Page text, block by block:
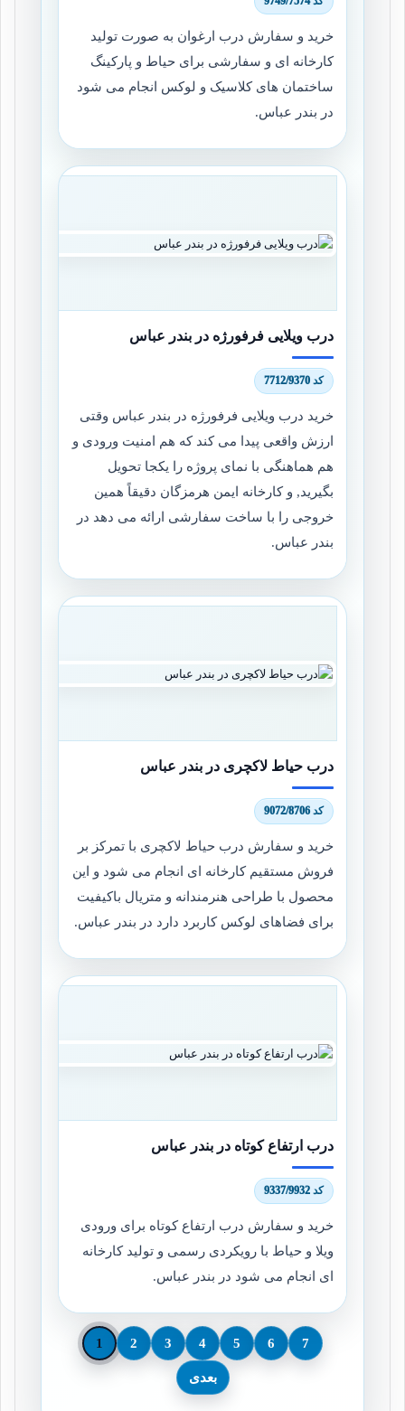
خرید و سفارش درب ارغوان به صورت تولید
کارخانه ای و سفارشی برای حیاط و پارکینگ
ساختمان های کلاسیک و لوکس انجام می شود
در بندر عباس.
درب ویلایی فرفورژه در بندر عباس
کد 7712/9370
خرید درب ویلایی فرفورژه در بندر عباس وقتی
ارزش واقعی پیدا می کند که هم امنیت ورودی و
هم هماهنگی با نمای پروژه را یکجا تحویل
بگیرید, و کارخانه ایمن هرمزگان دقیقاً همین
خروجی را با ساخت سفارشی ارائه می دهد در
بندر عباس.
درب حیاط لاکچری در بندر عباس
کد 9072/8706
خرید و سفارش درب حیاط لاکچری با تمرکز بر
فروش مستقیم کارخانه ای انجام می شود و این
محصول با طراحی هنرمندانه و متریال باکیفیت
برای فضاهای لوکس کاربرد دارد در بندر عباس.
درب ارتفاع کوتاه در بندر عباس
کد 9337/9932
خرید و سفارش درب ارتفاع کوتاه برای ورودی
ویلا و حیاط با رویکردی رسمی و تولید کارخانه
ای انجام می شود در بندر عباس.
1 2 3 4 5 6 7
بعدی